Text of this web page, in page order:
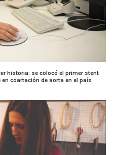
historia: se colocó el primer stent
coartación de aorta en el país